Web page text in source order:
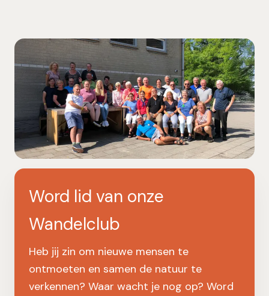
Word lid van onze
Wandelclub
Heb jij zin om nieuwe mensen te
ontmoeten en samen de natuur te
verkennen? Waar wacht je nog op? Word